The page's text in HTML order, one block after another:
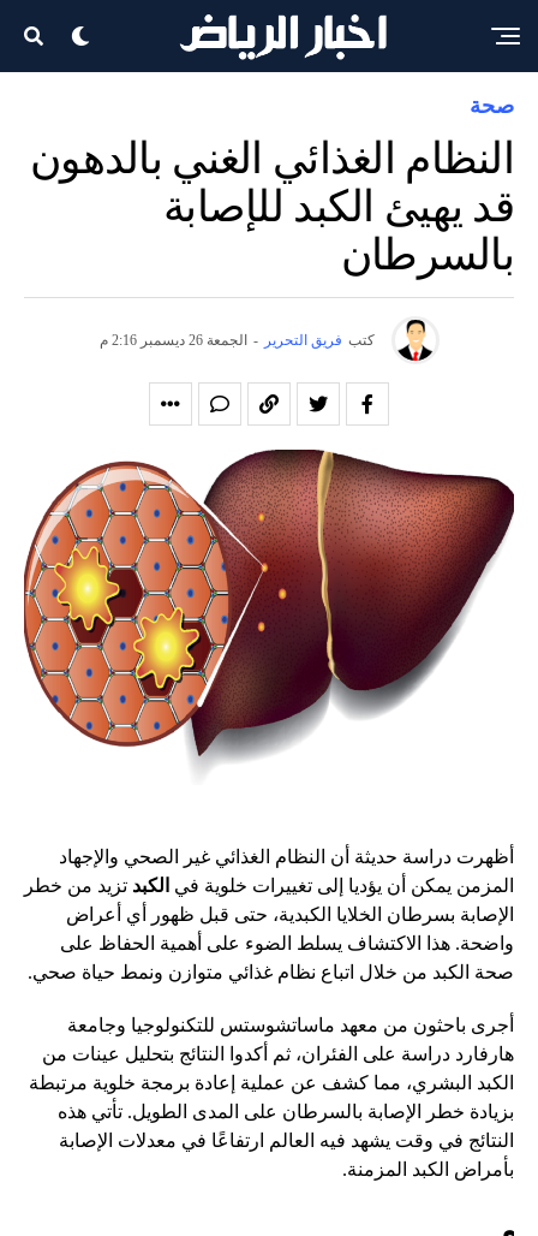
صحة
النظام الغذائي الغني بالدهون
قد يهيئ الكبد للإصابة
بالسرطان
كتب فريق التحرير - الجمعة 26 ديسمبر 2:16 م
أظهرت دراسة حديثة أن النظام الغذائي غير الصحي والإجهاد
المزمن يمكن أن يؤديا إلى تغييرات خلوية في الكبد تزيد من خطر
الإصابة بسرطان الخلايا الكبدية، حتى قبل ظهور أي أعراض
واضحة. هذا الاكتشاف يسلط الضوء على أهمية الحفاظ على
صحة الكبد من خلال اتباع نظام غذائي متوازن ونمط حياة صحي.
أجرى باحثون من معهد ماساتشوستس للتكنولوجيا وجامعة
هارفارد دراسة على الفئران، ثم أكدوا النتائج بتحليل عينات من
الكبد البشري، مما كشف عن عملية إعادة برمجة خلوية مرتبطة
بزيادة خطر الإصابة بالسرطان على المدى الطويل. تأتي هذه
النتائج في وقت يشهد فيه العالم ارتفاعًا في معدلات الإصابة
بأمراض الكبد المزمنة.